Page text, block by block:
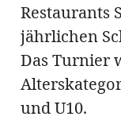
Restaurants
jährlichen
Das Turnier
und U10.